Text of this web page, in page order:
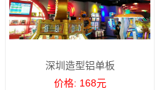
深圳造型铝单板
价格: 168元